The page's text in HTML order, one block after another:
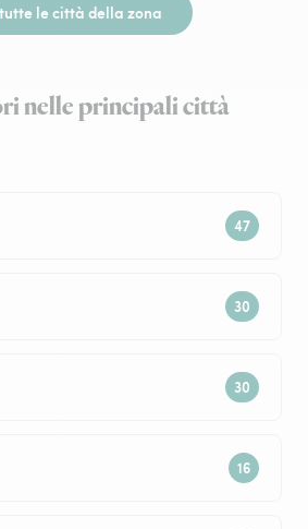
le città della zona
nelle principali città